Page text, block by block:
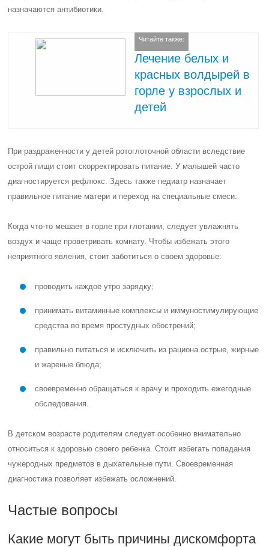
назначаются антибиотики.
Читайте также:
Лечение белых и
красных волдырей в
горле у взрослых и
детей
При раздраженности у детей ротоглоточной области вследствие
острой пищи стоит скорректировать питание. У малышей часто
диагностируется рефлюкс. Здесь также педиатр назначает
правильное питание матери и переход на специальные смеси.
Когда что-то мешает в горле при глотании, следует увлажнять
воздух и чаще проветривать комнату. Чтобы избежать этого
неприятного явления, стоит заботиться о своем здоровье:
проводить каждое утро зарядку;
принимать витаминные комплексы и иммуностимулирующие
средства во время простудных обострений;
правильно питаться и исключить из рациона острые, жирные
и жареные блюда;
своевременно обращаться к врачу и проходить ежегодные
обследования.
В детском возрасте родителям следует особенно внимательно
относиться к здоровью своего ребенка. Стоит избегать попадания
чужеродных предметов в дыхательные пути. Своевременная
диагностика позволяет избежать осложнений.
Частые вопросы
Какие могут быть причины дискомфорта